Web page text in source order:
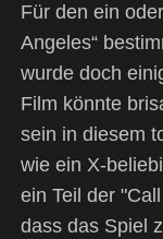
Für den ein
Angeles“
wurde doch
Film könnte
sein in diesem
wie ein X-
ein Teil der
dass das Spiel